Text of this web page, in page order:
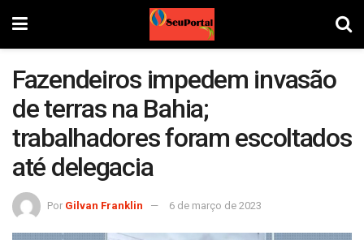
Fazendeiros impedem invasão
de terras na Bahia;
trabalhadores foram escoltados
até delegacia
Por Gilvan Franklin 6 de março de 2023